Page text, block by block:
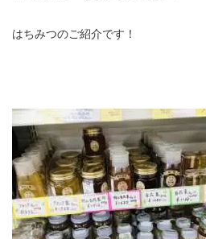
はちみつのご紹介です！